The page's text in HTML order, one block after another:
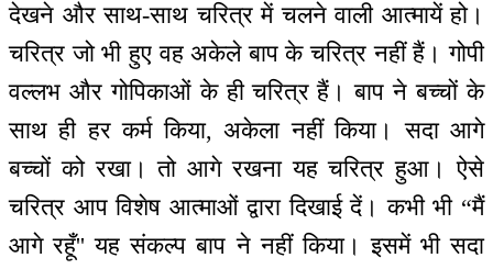
देखने और साथ-साथ चरित्र में चलने वाली आत्मायें हो।
चरित्र जो भी हुए वह अकेले बाप के चरित्र नहीं हैं। गोपी
वल्लभ और गोपिकाओं के ही चरित्र हैं। बाप ने बच्चों के
साथ ही हर कर्म किया, अकेला नहीं किया। सदा आगे
बच्चों को रखा। तो आगे रखना यह चरित्र हुआ। ऐसे
चरित्र आप विशेष आत्माओं द्वारा दिखाई दें। कभी भी “मैं
आगे रहूँ'' यह संकल्प बाप ने नहीं किया। इसमें भी सदा